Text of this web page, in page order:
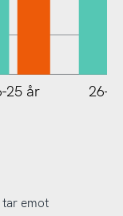
25 år 26-
tar emot